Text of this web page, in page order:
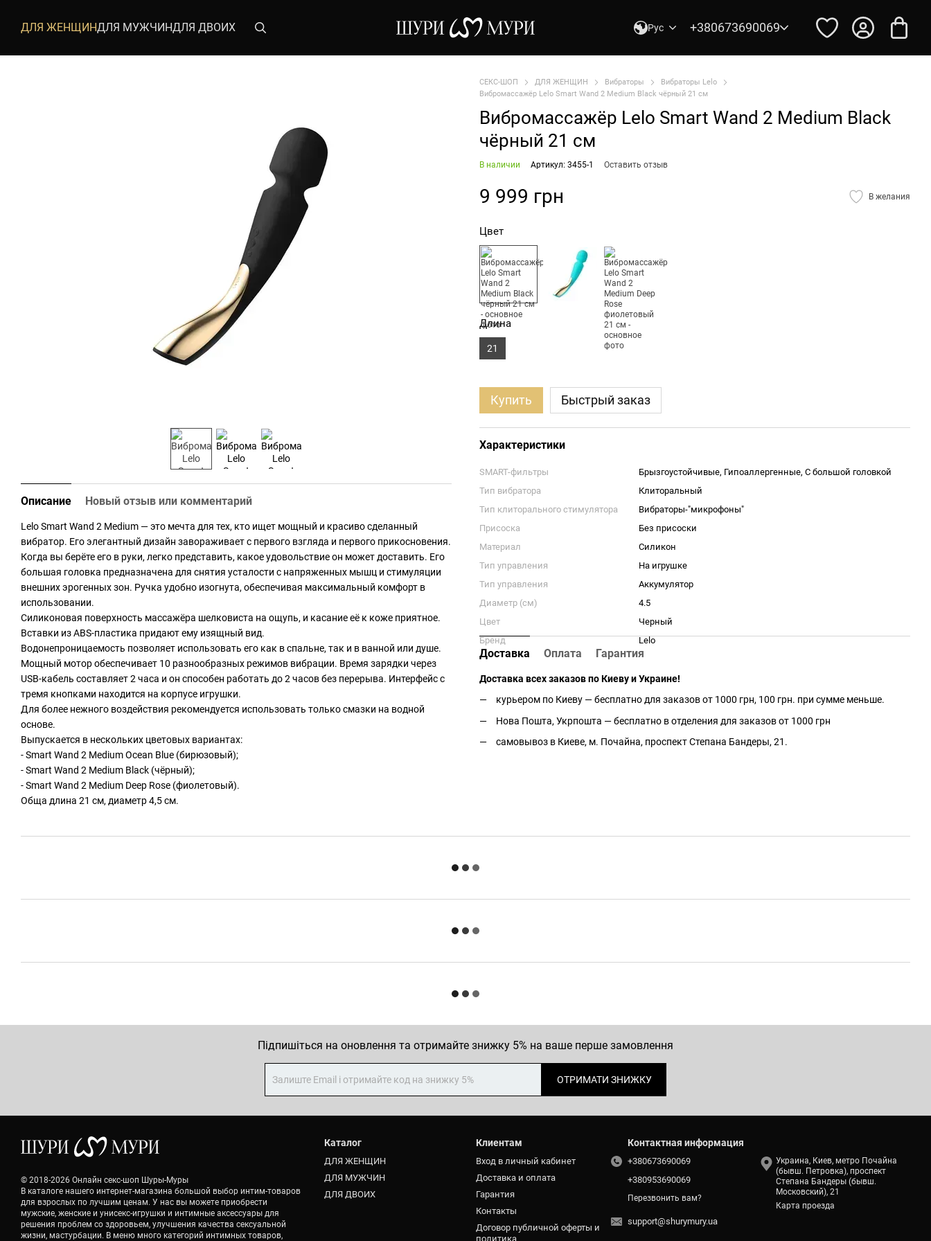
ДЛЯ ЖЕНЩИНДЛЯ МУЖЧИНДЛЯ ДВОИХ Рус +380673690069
Описание Новый отзыв или комментарий
Lelo Smart Wand 2 Medium — это мечта для тех, кто ищет мощный и красиво сделанный
вибратор. Его элегантный дизайн завораживает с первого взгляда и первого прикосновения.
Когда вы берёте его в руки, легко представить, какое удовольствие он может доставить. Его
большая головка предназначена для снятия усталости с напряженных мышц и стимуляции
внешних эрогенных зон. Ручка удобно изогнута, обеспечивая максимальный комфорт в
использовании.
Силиконовая поверхность массажёра шелковиста на ощупь, и касание её к коже приятное.
Вставки из ABS-пластика придают ему изящный вид.
Водонепроницаемость позволяет использовать его как в спальне, так и в ванной или душе.
Мощный мотор обеспечивает 10 разнообразных режимов вибрации. Время зарядки через
USB-кабель составляет 2 часа и он способен работать до 2 часов без перерыва. Интерфейс с
тремя кнопками находится на корпусе игрушки.
Для более нежного воздействия рекомендуется использовать только смазки на водной
основе.
Выпускается в нескольких цветовых вариантах:
- Smart Wand 2 Medium Ocean Blue (бирюзовый);
- Smart Wand 2 Medium Black (чёрный);
- Smart Wand 2 Medium Deep Rose (фиолетовый).
Обща длина 21 см, диаметр 4,5 см.
СЕКС-ШОП ДЛЯ ЖЕНЩИН Вибраторы
Вибраторы Lelo
Вибромассажёр Lelo Smart Wand 2 Medium Black чёрный 21 см
Вибромассажёр Lelo Smart Wand 2 Medium Black
чёрный 21 см
В наличии Артикул: 3455-1 Оставить отзыв
9 999 грн В желания
Цвет
Длина
21
Купить Быстрый заказ
Характеристики
SMART-фильтры
Брызгоустойчивые, Гипоаллергенные, С большой головкой
Тип вибратора
Клиторальный
Тип клиторального стимулятора
Вибраторы-"микрофоны"
Присоска
Без присоски
Материал
Силикон
Тип управления
На игрушке
Тип управления
Аккумулятор
Диаметр (см)
4.5
Цвет
Черный
Бренд
Lelo
Доставка Оплата Гарантия
Доставка всех заказов по Киеву и Украине!
курьером по Киеву — бесплатно для заказов от 1000 грн, 100 грн. при сумме меньше.
Нова Пошта, Укрпошта — бесплатно в отделения для заказов от 1000 грн
самовывоз в Киеве, м. Почайна, проспект Степана Бандеры, 21.
Підпишіться на оновлення та отримайте знижку 5% на ваше перше замовлення
ОТРИМАТИ ЗНИЖКУ
© 2018-2026 Онлайн секс-шоп Шуры-Муры
В каталоге нашего интернет-магазина большой выбор интим-товаров
для взрослых по лучшим ценам. У нас вы можете приобрести
мужские, женские и унисекс-игрушки и интимные аксессуары для
решения проблем со здоровьем, улучшения качества сексуальной
жизни, мастурбации. В меню много категорий интимных товаров,
Каталог
ДЛЯ ЖЕНЩИН
ДЛЯ МУЖЧИН
ДЛЯ ДВОИХ
Клиентам
Вход в личный кабинет
Доставка и оплата
Гарантия
Контакты
Договор публичной оферты и
политика
Контактная информация
+380673690069
+380953690069
Перезвонить вам?
support@shurymury.ua
Украина, Киев, метро Почайна
(бывш. Петровка), проспект
Степана Бандеры (бывш.
Московский), 21
Карта проезда